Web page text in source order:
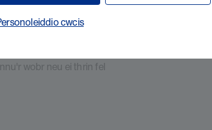
cwcis
Ymchwil Canser
tocynnau, neu os
wobr neu ei thrin fel